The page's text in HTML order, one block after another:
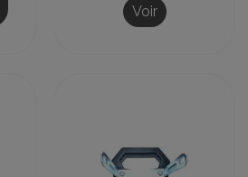
Voir